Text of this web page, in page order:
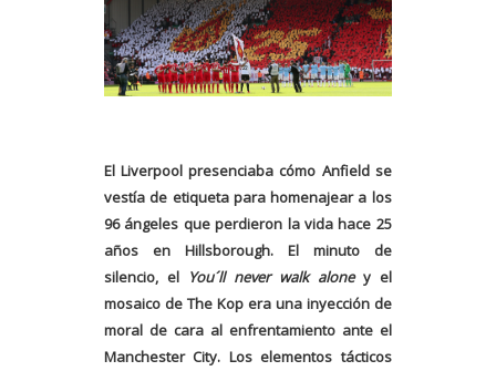
El Liverpool presenciaba cómo Anfield se
vestía de etiqueta para homenajear a los
96 ángeles que perdieron la vida hace 25
años en Hillsborough. El minuto de
silencio, el You´ll never walk alone y el
mosaico de The Kop era una inyección de
moral de cara al enfrentamiento ante el
Manchester City. Los elementos tácticos